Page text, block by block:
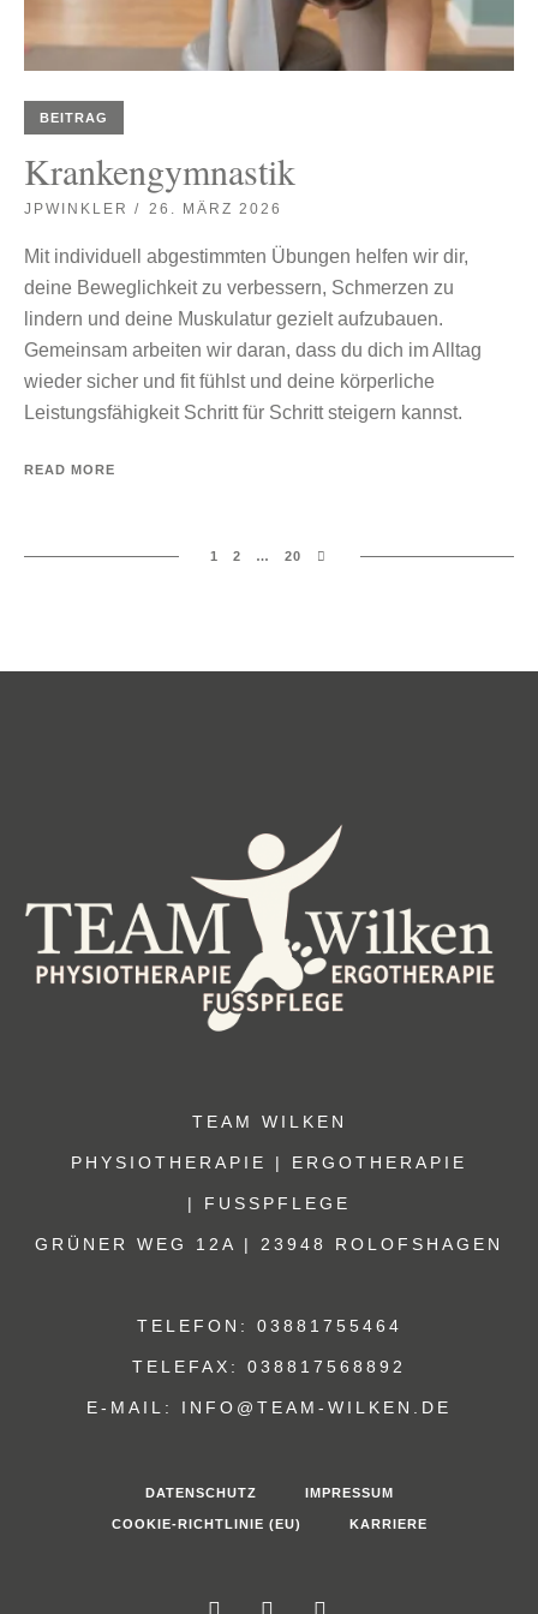
BEITRAG
Krankengymnastik
JPWINKLER 26. MÄRZ 2026
Mit individuell abgestimmten Übungen helfen wir dir,
deine Beweglichkeit zu verbessern, Schmerzen zu
lindern und deine Muskulatur gezielt aufzubauen.
Gemeinsam arbeiten wir daran, dass du dich im Alltag
wieder sicher und fit fühlst und deine körperliche
Leistungsfähigkeit Schritt für Schritt steigern kannst.
READ MORE
1 2 … 20
TEAM WILKEN
PHYSIOTHERAPIE | ERGOTHERAPIE
| FUSSPFLEGE
GRÜNER WEG 12A | 23948 ROLOFSHAGEN
TELEFON: 03881755464
TELEFAX: 038817568892
E-MAIL: INFO@TEAM-WILKEN.DE
DATENSCHUTZ IMPRESSUM
COOKIE-RICHTLINIE (EU) KARRIERE